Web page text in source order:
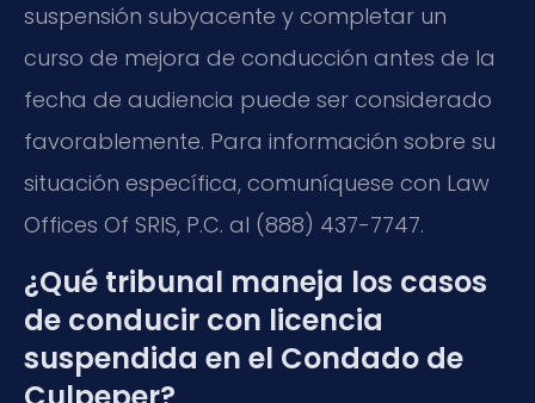
suspensión subyacente y completar un
curso de mejora de conducción antes de la
fecha de audiencia puede ser considerado
favorablemente. Para información sobre su
situación específica, comuníquese con Law
Offices Of SRIS, P.C. al (888) 437-7747.
¿Qué tribunal maneja los casos
de conducir con licencia
suspendida en el Condado de